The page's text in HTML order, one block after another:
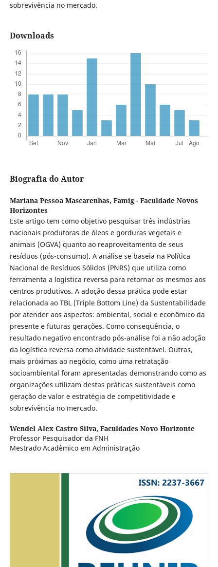
sobrevivência no mercado.
Downloads
Biografia do Autor
Mariana Pessoa Mascarenhas, Famig - Faculdade Novos
Horizontes
Este artigo tem como objetivo pesquisar três indústrias
nacionais produtoras de óleos e gorduras vegetais e
animais (OGVA) quanto ao reaproveitamento de seus
resíduos (pós-consumo). A análise se baseia na Política
Nacional de Resíduos Sólidos (PNRS) que utiliza como
ferramenta a logística reversa para retornar os mesmos aos
centros produtivos. A adoção dessa prática pode estar
relacionada ao TBL (Triple Bottom Line) da Sustentabilidade
por atender aos aspectos: ambiental, social e econômico da
presente e futuras gerações. Como consequência, o
resultado negativo encontrado pós-análise foi a não adoção
da logística reversa como atividade sustentável. Outras,
mais próximas ao negócio, como uma retratação
socioambiental foram apresentadas demonstrando como as
organizações utilizam destas práticas sustentáveis como
geração de valor e estratégia de competitividade e
sobrevivência no mercado.
Wendel Alex Castro Silva, Faculdades Novo Horizonte
Professor Pesquisador da FNH
Mestrado Acadêmico em Administração